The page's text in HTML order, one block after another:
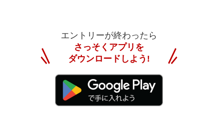
エントリーが終わったら
さっそくアプリを
ダウンロードしよう!